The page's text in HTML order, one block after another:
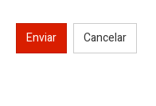
Enviar Cancelar